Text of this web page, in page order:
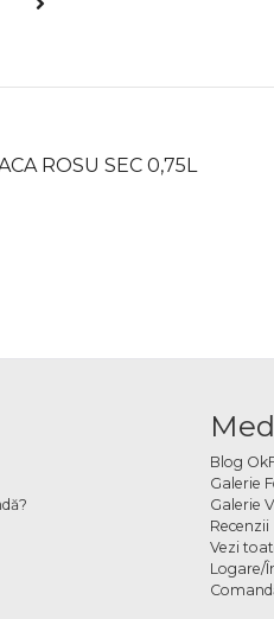
ROSU SEC 0,75L
Blog
Galerie
Galerie
Recenzii
Vezi
Logare/